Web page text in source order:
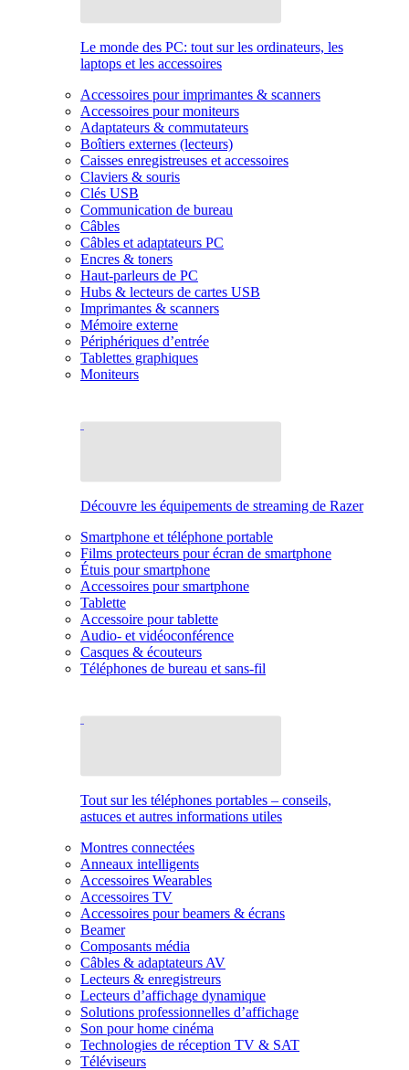
Le monde des PC: tout sur les ordinateurs, les
laptops et les accessoires
Accessoires pour imprimantes & scanners
Accessoires pour moniteurs
Adaptateurs & commutateurs
Boîtiers externes (lecteurs)
Caisses enregistreuses et accessoires
Claviers & souris
Clés USB
Communication de bureau
Câbles
Câbles et adaptateurs PC
Encres & toners
Haut-parleurs de PC
Hubs & lecteurs de cartes USB
Imprimantes & scanners
Mémoire externe
Périphériques d’entrée
Tablettes graphiques
Moniteurs
Découvre les équipements de streaming de Razer
Smartphone et téléphone portable
Films protecteurs pour écran de smartphone
Étuis pour smartphone
Accessoires pour smartphone
Tablette
Accessoire pour tablette
Audio- et vidéoconférence
Casques & écouteurs
Téléphones de bureau et sans-fil
Tout sur les téléphones portables – conseils,
astuces et autres informations utiles
Montres connectées
Anneaux intelligents
Accessoires Wearables
Accessoires TV
Accessoires pour beamers & écrans
Beamer
Composants média
Câbles & adaptateurs AV
Lecteurs & enregistreurs
Lecteurs d’affichage dynamique
Solutions professionnelles d’affichage
Son pour home cinéma
Technologies de réception TV & SAT
Téléviseurs